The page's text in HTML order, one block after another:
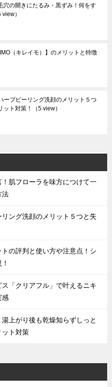
穴の開きにたるみ・黒ずみ！何をす
view）
（キレイモ）】のメリットと特徴
ーブピーリング洗顔のメリット５つ
ット対策！
（5 view）
肌フローラを味方につけて一
法
ング洗顔のメリット５つと失
の評判と使い方や注意点！シ
「クリアフル」で叶えるニキ
感
上がり後も乾燥知らずしっと
ット対策